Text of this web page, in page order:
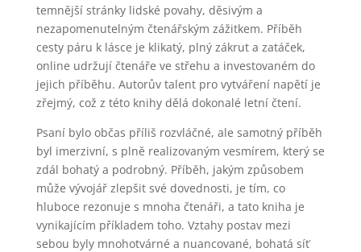
temnější stránky lidské povahy, děsivým a
nezapomenutelným čtenářským zážitkem. Příběh
cesty páru k lásce je klikatý, plný zákrut a zatáček,
online udržují čtenáře ve střehu a investovaném do
jejich příběhu. Autorův talent pro vytváření napětí je
zřejmý, což z této knihy dělá dokonalé letní čtení.
Psaní bylo občas příliš rozvláčné, ale samotný příběh
byl imerzivní, s plně realizovaným vesmírem, který se
zdál bohatý a podrobný. Příběh, jakým způsobem
může vývojář zlepšit své dovednosti, je tím, co
hluboce rezonuje s mnoha čtenáři, a tato kniha je
vynikajícím příkladem toho. Vztahy postav mezi
sebou byly mnohotvárné a nuancované, bohatá síť